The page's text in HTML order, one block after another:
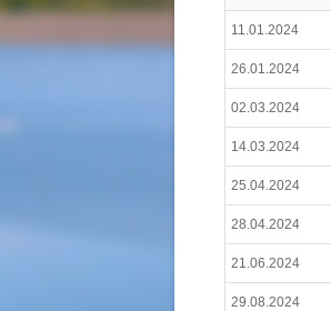
11.01.2024
26.01.2024
02.03.2024
14.03.2024
25.04.2024
28.04.2024
21.06.2024
29.08.2024